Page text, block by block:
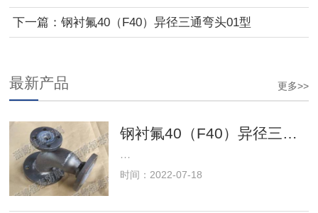
下一篇： 钢衬氟40（F40）异径三通弯头01型
更多>>
最新产品
···
时间：2022-07-18